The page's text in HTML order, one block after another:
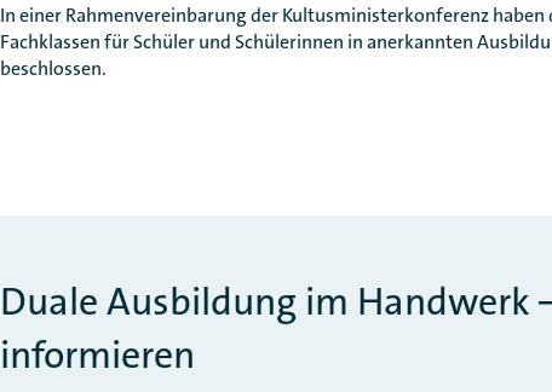
In einer Rahmenvereinbarung der Kultusministerkonferenz
Fachklassen für Schüler und Schülerinnen in anerkannten
beschlossen.
Duale Ausbildung im Handwerk
informieren